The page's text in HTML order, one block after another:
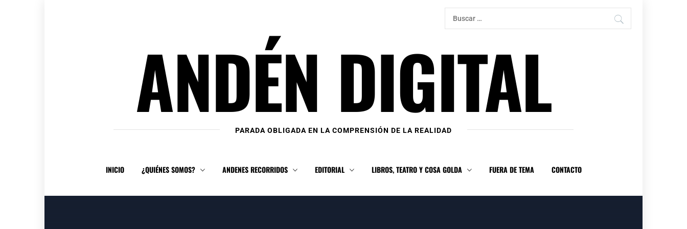
Buscar:
ANDÉN DIGITAL
PARADA OBLIGADA EN LA COMPRENSIÓN DE LA REALIDAD
INICIO ¿QUIÉNES SOMOS? ANDENES RECORRIDOS EDITORIAL LIBROS, TEATRO Y COSA GOLDA FUERA DE TEMA CONTACTO